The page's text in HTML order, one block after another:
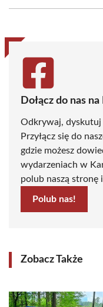
(Twitter)
Dołącz do nas
Odkrywaj, dyskutuj
Przyłącz się do
gdzie możesz
wydarzeniach w
polub naszą stronę
Polub nas!
Zobacz Także